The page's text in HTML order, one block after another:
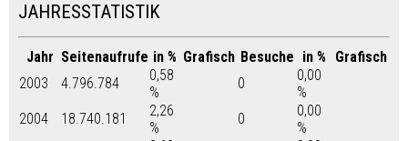
JAHRESSTATISTIK
Jahr Seitenaufrufe in % Grafisch Besuche in %
Grafisch
2003
4.796.784
0,58
%
0
0,00
%
2004
18.740.181
2,26
%
0
0,00
%